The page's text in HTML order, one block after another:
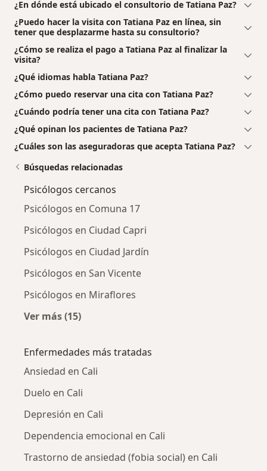
¿En dónde está ubicado el consultorio de Tatiana Paz?
¿Puedo hacer la visita con Tatiana Paz en línea, sin
tener que desplazarme hasta su consultorio?
¿Cómo se realiza el pago a Tatiana Paz al finalizar la
visita?
¿Qué idiomas habla Tatiana Paz?
¿Cómo puedo reservar una cita con Tatiana Paz?
¿Cuándo podría tener una cita con Tatiana Paz?
¿Qué opinan los pacientes de Tatiana Paz?
¿Cuáles son las aseguradoras que acepta Tatiana Paz?
Búsquedas relacionadas
Psicólogos cercanos
Psicólogos en Comuna 17
Psicólogos en Ciudad Capri
Psicólogos en Ciudad Jardín
Psicólogos en San Vicente
Psicólogos en Miraflores
Ver más (15)
Enfermedades más tratadas
Ansiedad en Cali
Duelo en Cali
Depresión en Cali
Dependencia emocional en Cali
Trastorno de ansiedad (fobia social) en Cali